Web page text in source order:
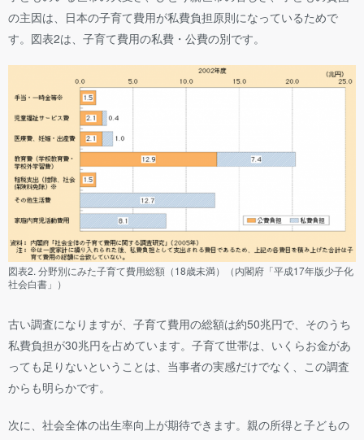
の主因は、日本の子育て費用が私費負担原則になっているためで
す。図表2は、子育て費用の私費・公費の別です。
図表2. 分野別にみた子育て費用総額（18歳未満）（内閣府「平成17年版少子化
社会白書」）
古い調査になりますが、子育て費用の総額は約50兆円で、そのうち
私費負担が30兆円を占めています。子育て世帯は、いくらお金があ
っても足りないということは、当事者の実感だけでなく、この調査
からも明らかです。
次に、社会全体の出生率向上が期待できます。親の所得と子どもの